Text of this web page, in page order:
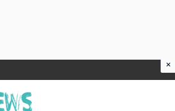
×